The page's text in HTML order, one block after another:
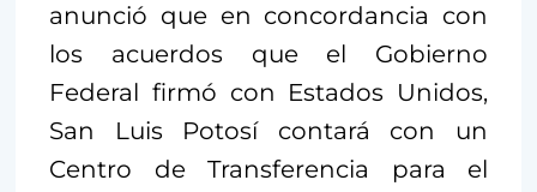
anunció que en concordancia con
los acuerdos que el Gobierno
Federal firmó con Estados Unidos,
San Luis Potosí contará con un
Centro de Transferencia para el